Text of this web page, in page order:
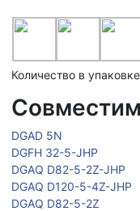
Количество в
DGAD 5N
DGFH 32-5-JHP
DGAQ D82-5-2Z-JHP
DGAQ D120-5-4Z-JHP
DGAQ D82-5-2Z